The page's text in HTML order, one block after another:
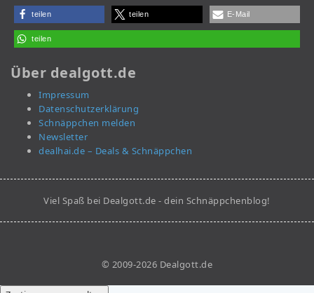
teilen teilen E-Mail
teilen
Über dealgott.de
Impressum
Datenschutzerklärung
Schnäppchen melden
Newsletter
dealhai.de – Deals & Schnäppchen
Viel Spaß bei Dealgott.de - dein Schnäppchenblog!
© 2009-2026 Dealgott.de